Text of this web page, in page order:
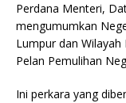
Perdana Menteri,
mengumumkan
Lumpur dan
Pelan Pemulihan
Ini perkara yang